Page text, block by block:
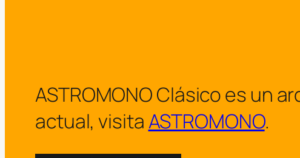
ASTROMONO Clásico es un
actual, visitaASTROMONO.